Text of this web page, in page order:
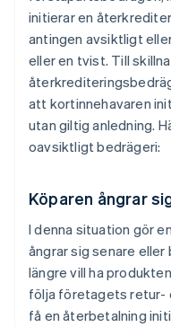
initierar en
antingen avsiktligt
eller en tvist. Till
att kortinnehavaren
utan giltig anledning.
oavsiktligt bedrägeri:
Köparen ångrar
I denna situation gör
ångrar sig senare
längre vill ha
följa företagets retur-
få en återbetalning